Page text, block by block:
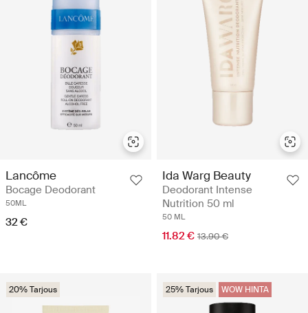
Lancôme
Bocage Deodorant
50ML
32 €
Ida Warg Beauty
Deodorant Intense
Nutrition 50 ml
50 ML
11.82 € 13.90 €
20% Tarjous 25% Tarjous WOW HINTA